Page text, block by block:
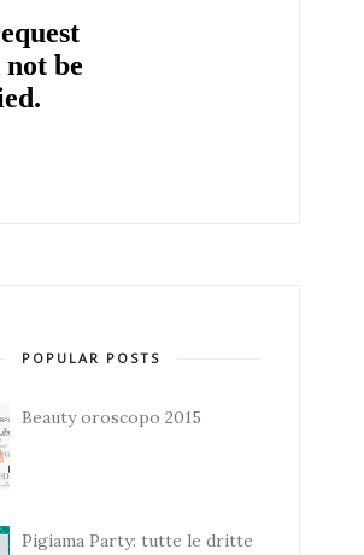
POPULAR POSTS
Beauty oroscopo 2015
Pigiama Party: tutte le dritte